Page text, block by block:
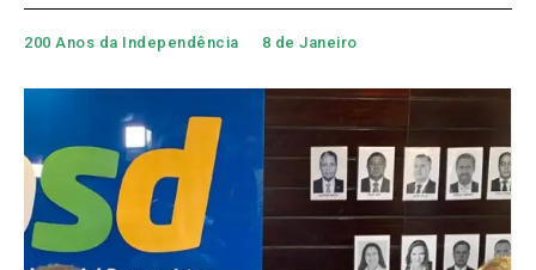
200 Anos da Independência 8 de Janeiro